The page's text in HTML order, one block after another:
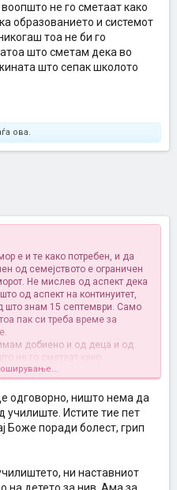
не го сметаат како
образованието и системот
тоа не би го
што сметам дека во
што сепак школото
ова.
е и те како потребен, и да
од семејството е ограничен
Не мислев од аспект дека
од аспект на континуитет,
што знам 15 септември. Само
пак си треба време за
добиено и од деца и од
не го сметаат како
и системот се
тоа не би го искометирала
во неговите очи ќе ја
треба да ја има.
одговорно, ништо нема да
училиште. Истите тие пет
Боже поради болест, грип
ни наставниот